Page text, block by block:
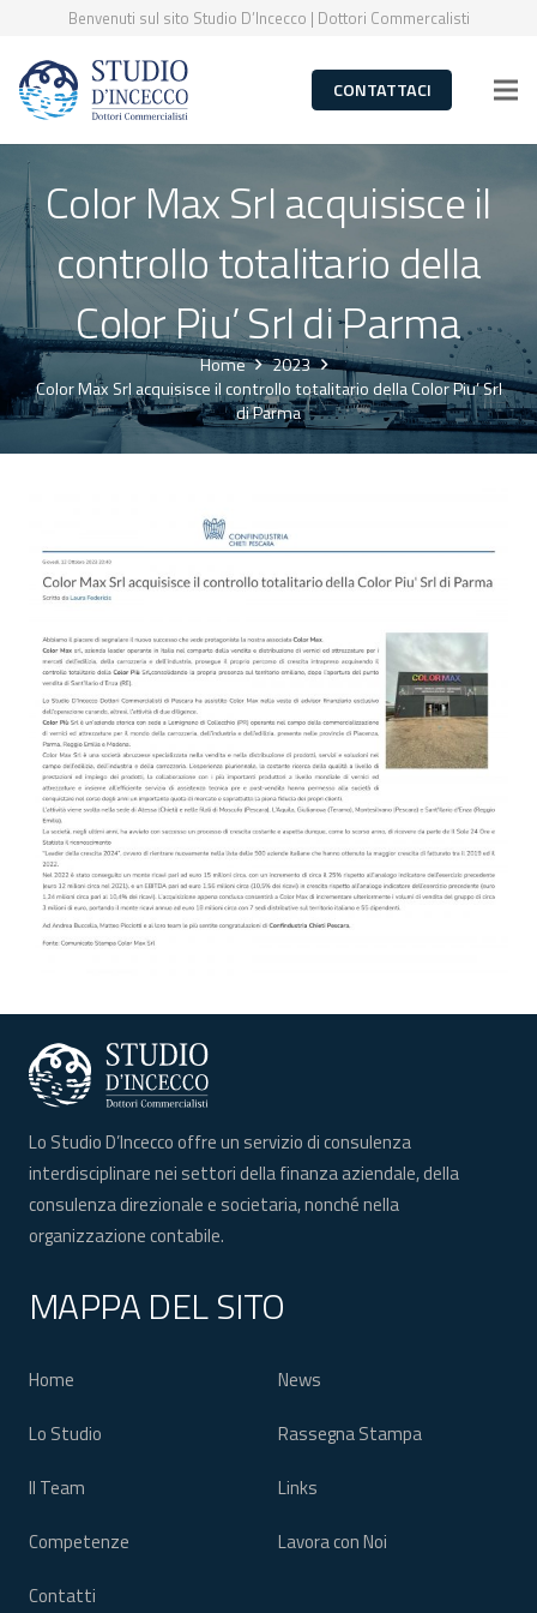
Benvenuti sul sito Studio D’Incecco | Dottori Commercalisti
CONTATTACI
Color Max Srl acquisisce il
controllo totalitario della
Color Piu’ Srl di Parma
Home
2023
Color Max Srl acquisisce il controllo totalitario della Color Piu’ Srl
di Parma
Lo Studio D’Incecco offre un servizio di consulenza
interdisciplinare nei settori della finanza aziendale, della
consulenza direzionale e societaria, nonché nella
organizzazione contabile.
MAPPA DEL SITO
Home
Lo Studio
Il Team
Competenze
Contatti
News
Rassegna Stampa
Links
Lavora con Noi